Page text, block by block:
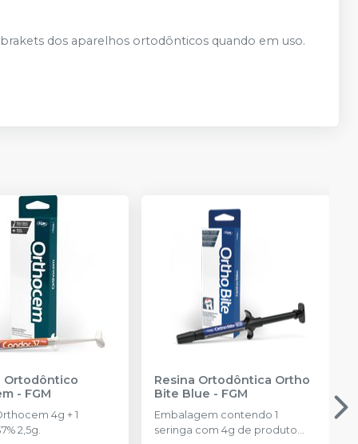
dos aparelhos ortodônticos quando em uso.
Ortodôntico
- FGM
4g + 1
2,5g.
Resina Ortodôntica Ortho
Bite Blue - FGM
Embalagem contendo 1
seringa com 4g de produto